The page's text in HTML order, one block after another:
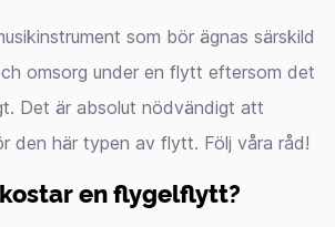
som bör ägnas särskild
omsorg under en flytt eftersom det
Det är absolut nödvändigt att
den här typen av flytt. Följ våra råd!
en flygelflytt?